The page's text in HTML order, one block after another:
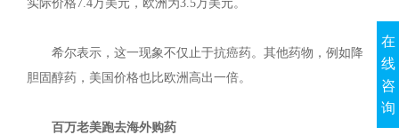
实际价格7.4万美元，欧洲为3.5万美元。
希尔表示，这一现象不仅止于抗癌药。其他药物，例如降
胆固醇药，美国价格也比欧洲高出一倍。
百万老美跑去海外购药
在
线
咨
询